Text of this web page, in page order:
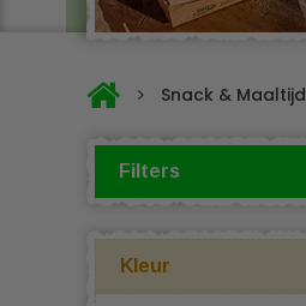
Snack & Maaltijd
Filters
Kleur